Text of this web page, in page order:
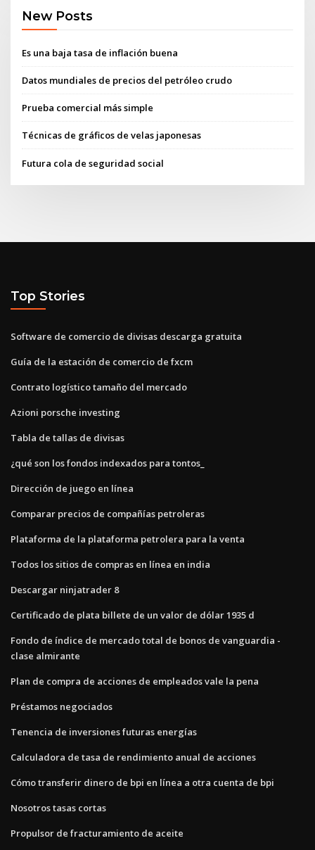
New Posts
Es una baja tasa de inflación buena
Datos mundiales de precios del petróleo crudo
Prueba comercial más simple
Técnicas de gráficos de velas japonesas
Futura cola de seguridad social
Top Stories
Software de comercio de divisas descarga gratuita
Guía de la estación de comercio de fxcm
Contrato logístico tamaño del mercado
Azioni porsche investing
Tabla de tallas de divisas
¿qué son los fondos indexados para tontos_
Dirección de juego en línea
Comparar precios de compañías petroleras
Plataforma de la plataforma petrolera para la venta
Todos los sitios de compras en línea en india
Descargar ninjatrader 8
Certificado de plata billete de un valor de dólar 1935 d
Fondo de índice de mercado total de bonos de vanguardia -
clase almirante
Plan de compra de acciones de empleados vale la pena
Préstamos negociados
Tenencia de inversiones futuras energías
Calculadora de tasa de rendimiento anual de acciones
Cómo transferir dinero de bpi en línea a otra cuenta de bpi
Nosotros tasas cortas
Propulsor de fracturamiento de aceite